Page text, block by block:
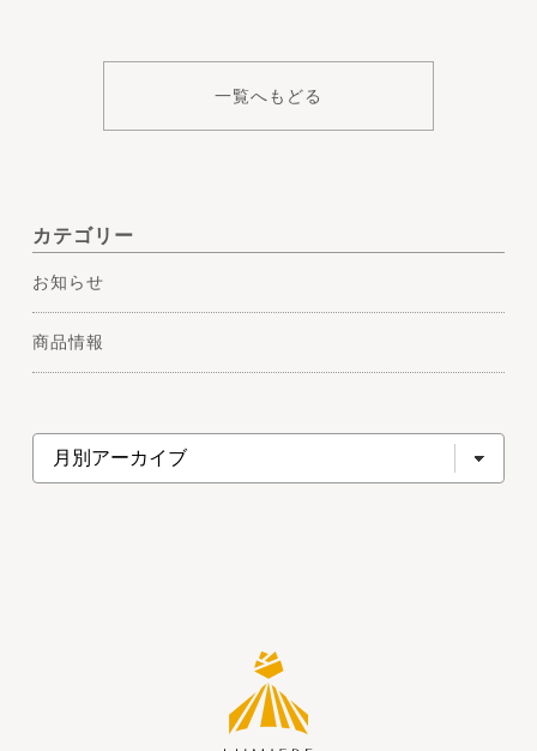
一覧へもどる
カテゴリー
お知らせ
商品情報